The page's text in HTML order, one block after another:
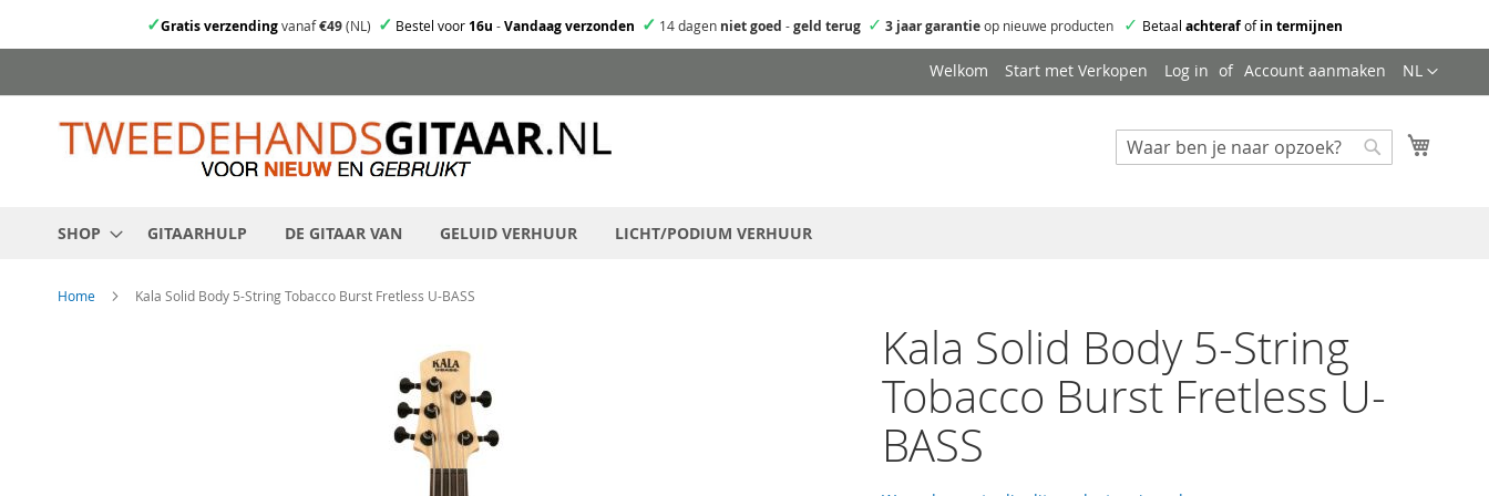
✓Gratis verzendingvanaf€49(NL) ✓ Bestel voor16u -Vandaag verzonden ✓ 14 dagen niet goed -geld terug ✓ 3 jaar garantieop nieuwe producten ✓ Betaal achterafofin termijnen
direct
naar
de
Taal
NL
Welkom Start met Verkopen Log in Account aanmaken
Zoeken
SHOP GITAARHULP DE GITAAR VAN GELUID VERHUUR LICHT/PODIUM VERHUUR
Home Kala Solid Body 5-String Tobacco Burst Fretless U-BASS
Kala Solid Body 5-String
Tobacco Burst Fretless U-
BASS